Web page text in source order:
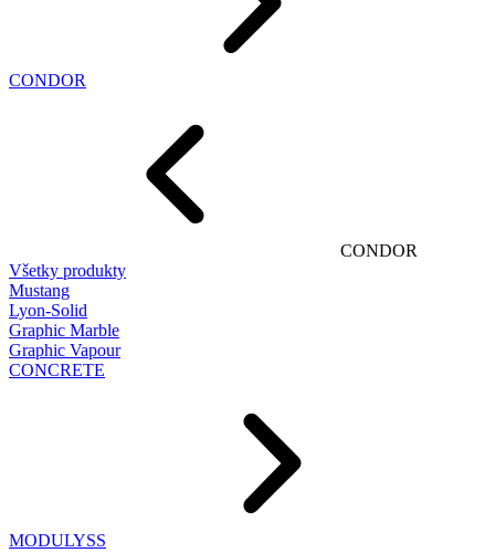
CONDOR
CONDOR
Všetky produkty
Mustang
Lyon-Solid
Graphic Marble
Graphic Vapour
CONCRETE
MODULYSS